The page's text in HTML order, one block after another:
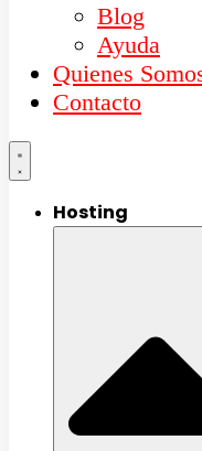
Blog
Ayuda
Quienes
Contacto
Hosting